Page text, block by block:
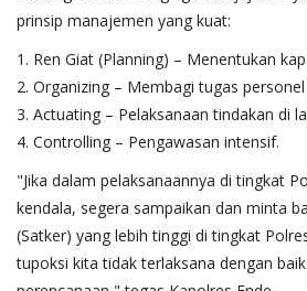
prinsip manajemen yang kuat:
1. ​Ren Giat (Planning) – Menentukan
2. ​Organizing – Membagi tugas
3. ​Actuating – Pelaksanaan tindakan di
4. ​Controlling – Pengawasan intensif.
​"Jika dalam pelaksanaannya di tingkat
kendala, segera sampaikan dan minta
(Satker) yang lebih tinggi di tingkat
tupoksi kita tidak terlaksana dengan